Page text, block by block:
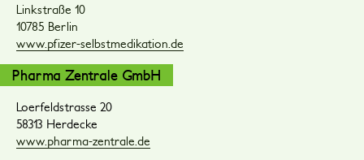
Linkstraße 10
10785 Berlin
www.pfizer-selbstmedikation.de
Pharma Zentrale GmbH
Loerfeldstrasse 20
58313 Herdecke
www.pharma-zentrale.de